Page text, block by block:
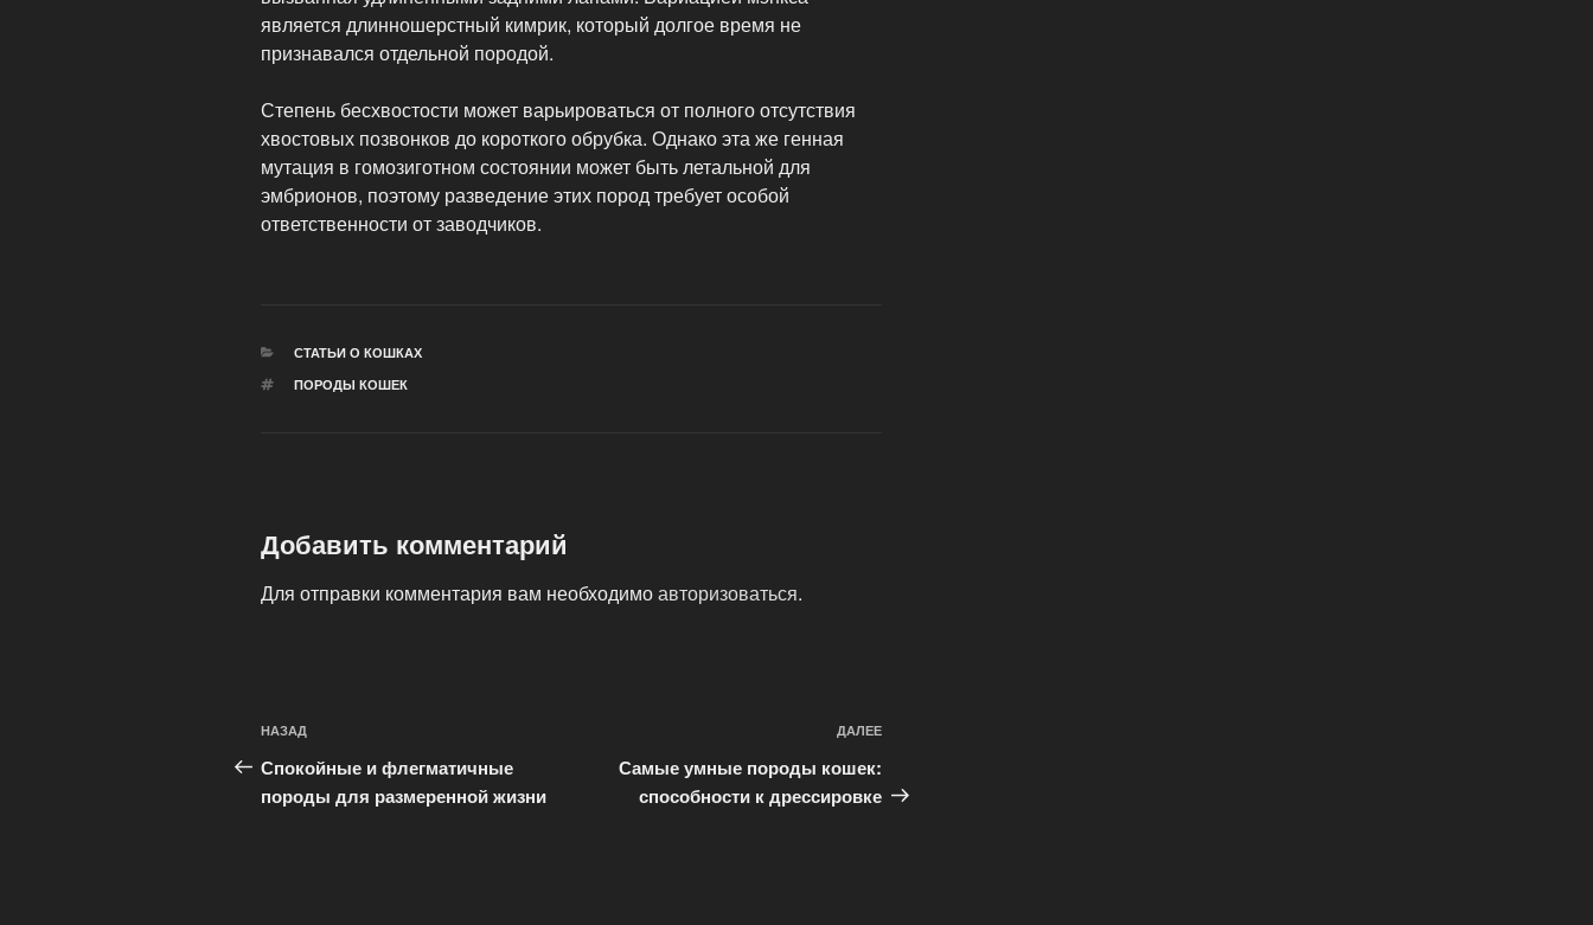
является длинношерстный кимрик, который долгое время не
признавался отдельной породой.
Степень бесхвостости может варьироваться от полного отсутствия
хвостовых позвонков до короткого обрубка. Однако эта же генная
мутация в гомозиготном состоянии может быть летальной для
эмбрионов, поэтому разведение этих пород требует особой
ответственности от заводчиков.
РУБРИКИ
СТАТЬИ О КОШКАХ
МЕТКИ
ПОРОДЫ КОШЕК
Добавить комментарий
Для отправки комментария вам необходимоавторизоваться.
Навигация
по
записям
Предыдущая
запись:
НАЗАД
Спокойные и флегматичные
породы для размеренной жизни
ДАЛЕЕ
Самые умные породы кошек:
способности к дрессировке